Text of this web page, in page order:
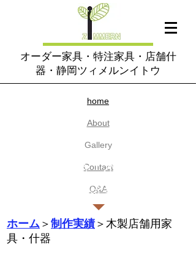
オーダー家具・特注家具・店舗什
器・静岡ツィメルンイトウ
home​
About
​Gallery
Contact
​Q&A
店舗什器・木製什器
の特注製作
ホーム＞制作実績＞木製店舗用家
具・什器